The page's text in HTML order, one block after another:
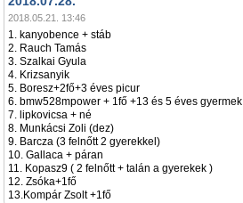
2018.05.21. 13:46
1. kanyobence + stáb
2. Rauch Tamás
3. Szalkai Gyula
4. Krizsanyik
5. Boresz+2fő+3 éves picur
6. bmw528mpower + 1fő +13 és 5 éves gyermek
7. lipkovicsa + né
8. Munkácsi Zoli (dez)
9. Barcza (3 felnőtt 2 gyerekkel)
10. Gallaca + páran
11. Kopasz9 ( 2 felnőtt + talán a gyerekek )
12. Zsóka+1fő
13.Kompár Zsolt +1fő